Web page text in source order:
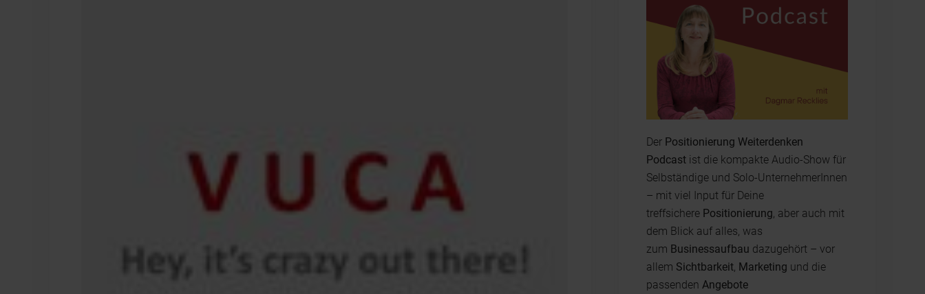
Der Positionierung Weiterdenken
Podcastist die kompakte Audio-Show für
Selbständige und Solo-UnternehmerInnen
– mit viel Input für Deine
treffsichere Positionierung, aber auch mit
dem Blick auf alles, was
zum Businessaufbau dazugehört – vor
allem Sichtbarkeit, Marketing und die
passenden Angebote